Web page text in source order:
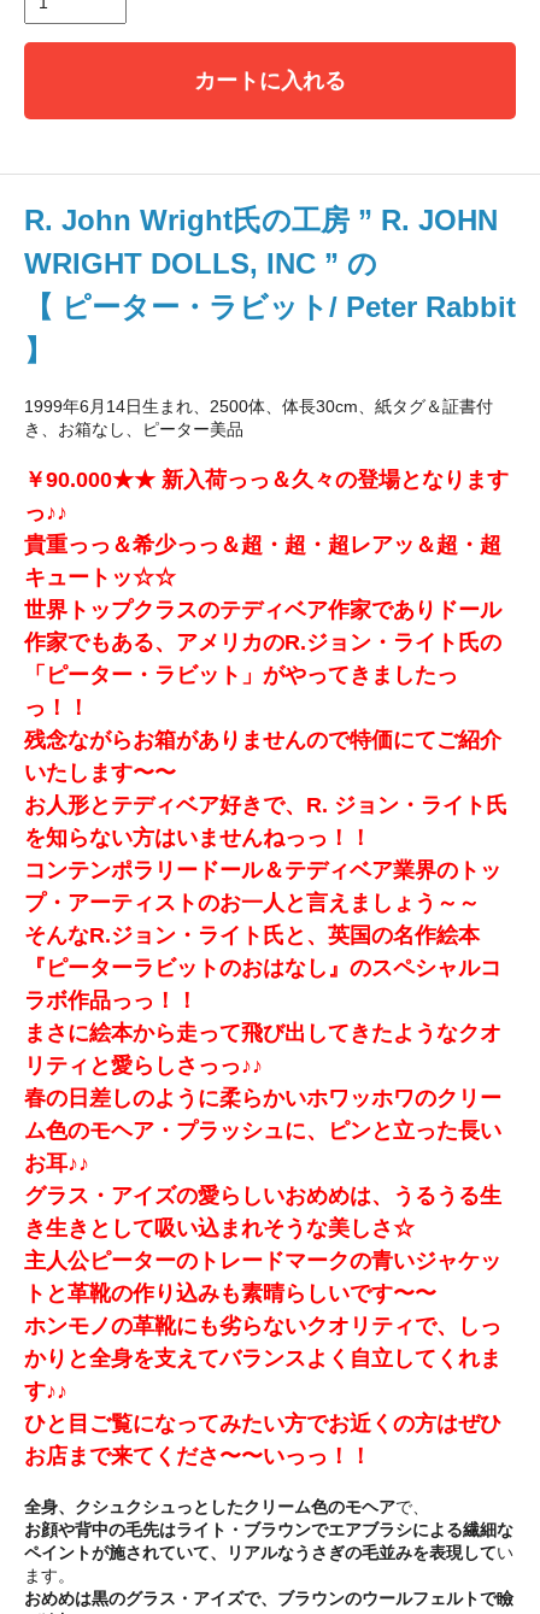
カートに入れる
R. John Wright氏の工房 ” R. JOHN
WRIGHT DOLLS, INC ” の
【 ピーター・ラビット/ Peter Rabbit
】
1999年6月14日生まれ、2500体、体長30cm、紙タグ＆証書付
き、お箱なし、ピーター美品
￥90.000★★ 新入荷っっ＆久々の登場となります
っ♪♪
貴重っっ＆希少っっ＆超・超・超レアッ＆超・超
キュートッ☆☆
世界トップクラスのテディベア作家でありドール
作家でもある、アメリカのR.ジョン・ライト氏の
「ピーター・ラビット」がやってきましたっ
っ！！
残念ながらお箱がありませんので特価にてご紹介
いたします〜〜
お人形とテディベア好きで、R. ジョン・ライト氏
を知らない方はいませんねっっ！！
コンテンポラリードール＆テディベア業界のトッ
プ・アーティストのお一人と言えましょう～～
そんなR.ジョン・ライト氏と、英国の名作絵本
『ピーターラビットのおはなし』のスペシャルコ
ラボ作品っっ！！
まさに絵本から走って飛び出してきたようなクオ
リティと愛らしさっっ♪♪
春の日差しのように柔らかいホワッホワのクリー
ム色のモヘア・プラッシュに、ピンと立った長い
お耳♪♪
グラス・アイズの愛らしいおめめは、うるうる生
き生きとして吸い込まれそうな美しさ☆
主人公ピーターのトレードマークの青いジャケッ
トと革靴の作り込みも素晴らしいです〜〜
ホンモノの革靴にも劣らないクオリティで、しっ
かりと全身を支えてバランスよく自立してくれま
す♪♪
ひと目ご覧になってみたい方でお近くの方はぜひ
お店まで来てくださ〜〜いっっ！！
全身、クシュクシュっとしたクリーム色のモヘアで、
お顔や背中の毛先はライト・ブラウンでエアブラシによる繊細な
ペイントが施されていて、リアルなうさぎの毛並みを表現してい
ます。
おめめは黒のグラス・アイズで、ブラウンのウールフェルトで瞼